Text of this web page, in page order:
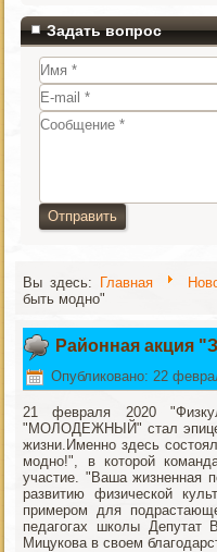
Задать вопрос
Отправить
Вы здесь: Главная
быть модно"
Районная акция
Опубликовано: 22
21 февраля 2020
"МОЛОДЕЖНЫЙ" стал
жизни.Именно здесь
модно!", в которой
участие. "Ваша жизненная
развитию физической
примером для
педагогах школы Депутат
Мицукова в своем